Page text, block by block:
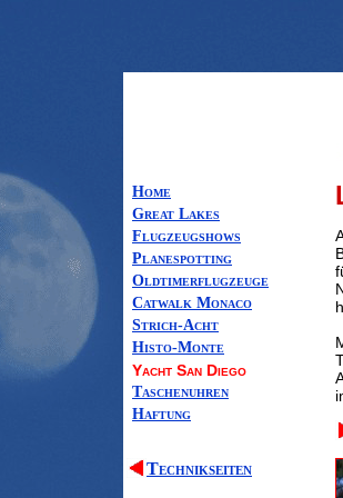
Home
Great Lakes
Flugzeugshows
Planespotting
Oldtimerflugzeuge
Catwalk Monaco
Strich-Acht
Histo-Monte
Yacht San Diego
Taschenuhren
Haftung
Technikseiten